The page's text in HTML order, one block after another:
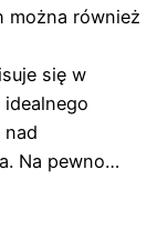
można również
się w
nad
Na pewno…